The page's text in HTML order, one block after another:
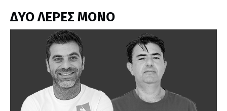
ΔΥΟ ΛΕΡΕΣ ΜΟΝΟ